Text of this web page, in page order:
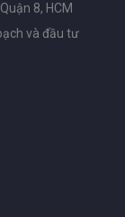
8, HCM
và đầu tư